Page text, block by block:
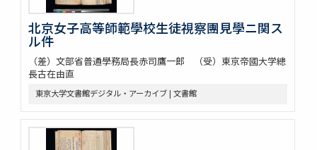
北京女子高等師範學校生徒視察團見學ニ関ス
ル件
（差）文部省普通學務局長赤司鷹一郎 （受）東京帝國大学總
長古在由直
東京大学文書館デジタル・アーカイブ | 文書館